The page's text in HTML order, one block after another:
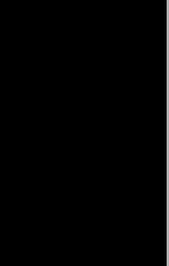
que hará de
del celuloide.
¿Algún
reseñada?
el epicentro